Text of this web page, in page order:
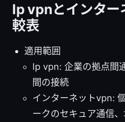
Ip vpnとインタ
較表
適用範囲
Ip vpn: 企業の拠点間
間の接続
インターネットvpn:
ークのセキュア通信